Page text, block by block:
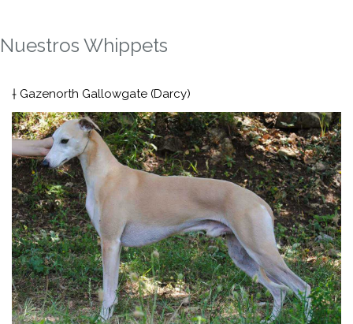
Nuestros Whippets
† Gazenorth Gallowgate (Darcy)